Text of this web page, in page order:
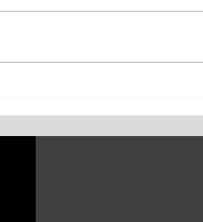
บริการเซอร์วิสเปลี่ยนถ่ายน้ำมัน
เกียร์